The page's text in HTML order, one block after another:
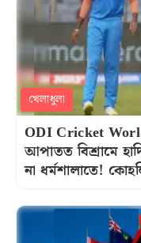
খেলাধুলা
ODI Cricket
আপাতত বিশ্রামে
না ধর্মশালাতে!